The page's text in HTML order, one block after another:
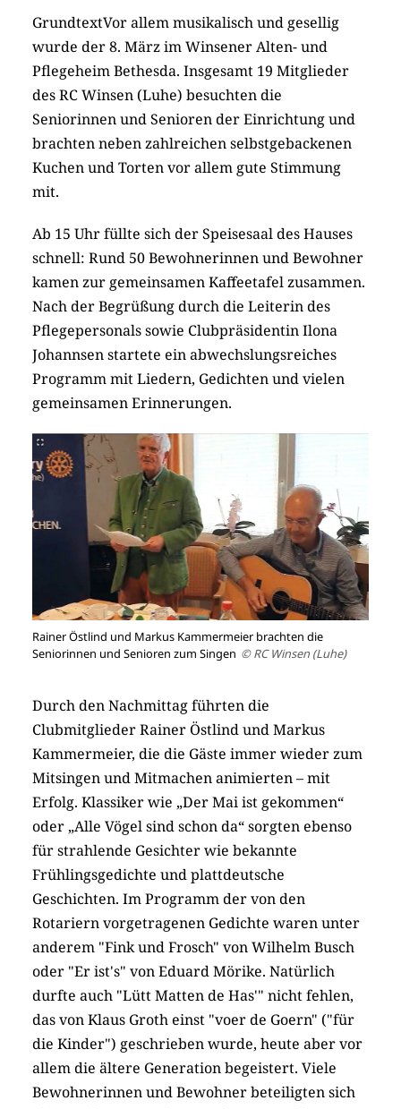
GrundtextVor allem musikalisch und gesellig
wurde der 8. März im Winsener Alten- und
Pflegeheim Bethesda. Insgesamt 19 Mitglieder
des RC Winsen (Luhe) besuchten die
Seniorinnen und Senioren der Einrichtung und
brachten neben zahlreichen selbstgebackenen
Kuchen und Torten vor allem gute Stimmung
mit.
Ab 15 Uhr füllte sich der Speisesaal des Hauses
schnell: Rund 50 Bewohnerinnen und Bewohner
kamen zur gemeinsamen Kaffeetafel zusammen.
Nach der Begrüßung durch die Leiterin des
Pflegepersonals sowie Clubpräsidentin Ilona
Johannsen startete ein abwechslungsreiches
Programm mit Liedern, Gedichten und vielen
gemeinsamen Erinnerungen.
Rainer Östlind und Markus Kammermeier brachten die
Seniorinnen und Senioren zum Singen © RC Winsen (Luhe)
Durch den Nachmittag führten die
Clubmitglieder Rainer Östlind und Markus
Kammermeier, die die Gäste immer wieder zum
Mitsingen und Mitmachen animierten – mit
Erfolg. Klassiker wie „Der Mai ist gekommen“
oder „Alle Vögel sind schon da“ sorgten ebenso
für strahlende Gesichter wie bekannte
Frühlingsgedichte und plattdeutsche
Geschichten. Im Programm der von den
Rotariern vorgetragenen Gedichte waren unter
anderem "Fink und Frosch" von Wilhelm Busch
oder "Er ist's" von Eduard Mörike. Natürlich
durfte auch "Lütt Matten de Has'" nicht fehlen,
das von Klaus Groth einst "voer de Goern" ("für
die Kinder") geschrieben wurde, heute aber vor
allem die ältere Generation begeistert. Viele
Bewohnerinnen und Bewohner beteiligten sich